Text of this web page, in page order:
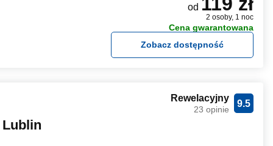
od
2 osoby, 1 noc
Cena gwarantowana
Zobacz dostępność
Lublin
9.5
Rewelacyjny
23 opinie